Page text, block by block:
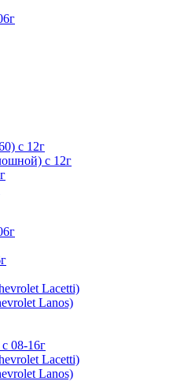
с 12г
с 12г
Lacetti)
Lanos)
08-16г
Lacetti)
Lanos)